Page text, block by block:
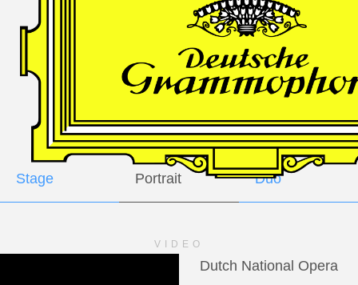
Daniel Heide,
Piano
GALLERY
Stage Portrait Duo
VIDEO
Dutch National Opera